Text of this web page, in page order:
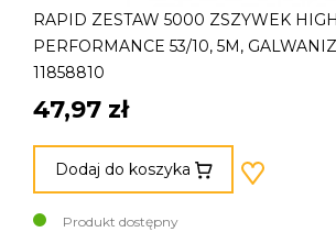
RAPID ZESTAW 5000 ZSZYWEK HIGH
PERFORMANCE 53/10, 5M,
11858810
47,97 zł
Dodaj do koszyka
Produkt dostępny